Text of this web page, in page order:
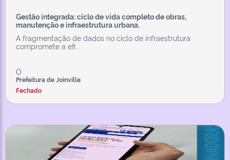
Gestão integrada: ciclo de vida completo de obras,
manutenção e infraestrutura urbana.
A fragmentação de dados no ciclo de infraestrutura
compromete a efi...
0
Prefeitura de Joinville
Fechado